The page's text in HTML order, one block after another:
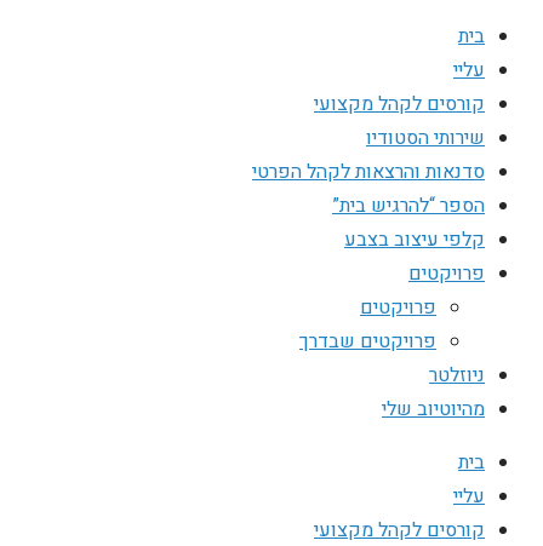
בית
עליי
קורסים לקהל מקצועי
שירותי הסטודיו
סדנאות והרצאות לקהל הפרטי
הספר “להרגיש בית”
קלפי עיצוב בצבע
פרויקטים
פרויקטים
פרויקטים שבדרך
ניוזלטר
מהיוטיוב שלי
בית
עליי
קורסים לקהל מקצועי